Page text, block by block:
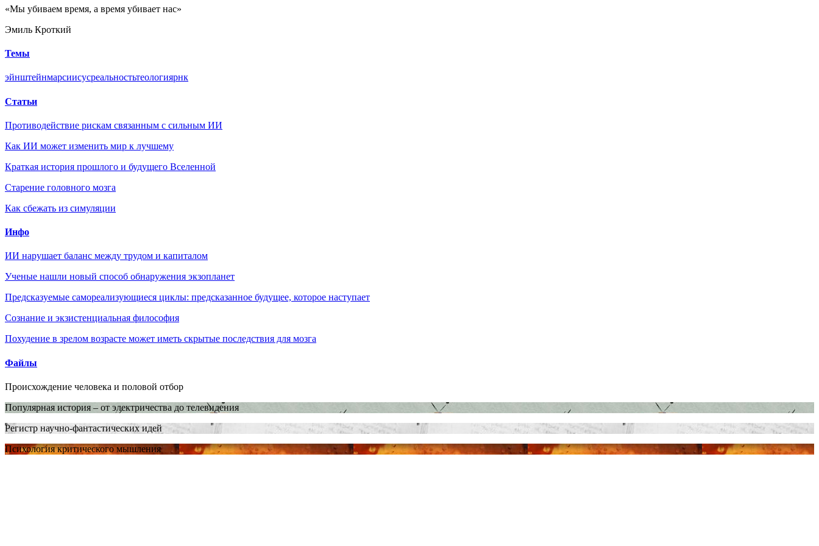
«Мы убиваем время, а время убивает нас»
Эмиль Кроткий
Темы
эйнштейнмарсиисусреальностьтеологиярнк
Статьи
Противодействие рискам связанным с сильным ИИ
Как ИИ может изменить мир к лучшему
Краткая история прошлого и будущего Вселенной
Старение головного мозга
Как сбежать из симуляции
Инфо
ИИ нарушает баланс между трудом и капиталом
Ученые нашли новый способ обнаружения экзопланет
Предсказуемые самореализующиеся циклы: предсказанное будущее, которое наступает
Сознание и экзистенциальная философия
Похудение в зрелом возрасте может иметь скрытые последствия для мозга
Файлы
Происхождение человека и половой отбор
Популярная история – от электричества до телевидения
Регистр научно-фантастических идей
Психология критического мышления